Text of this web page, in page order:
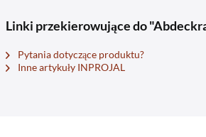
Linki przekierowujące do
Pytania dotyczące produktu?
Inne artykuły INPROJAL